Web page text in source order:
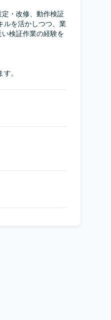
・改修、動作検証
ルを活かしつつ、業
検証作業の経験を
。